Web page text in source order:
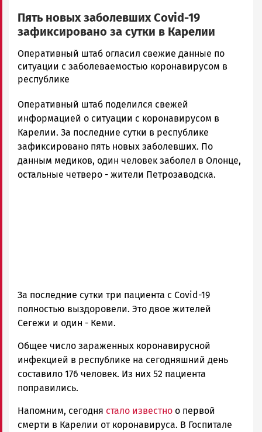
Пять новых заболевших Covid-19
зафиксировано за сутки в Карелии
Юрий
Каулио
Новости
и
Карелии
|
Петрозаводск
ГОВОРИТ
Оперативный штаб огласил свежие данные по
ситуации с заболеваемостью коронавирусом в
республике
Оперативный штаб поделился свежей
информацией о ситуации с коронавирусом в
Карелии. За последние сутки в республике
зафиксировано пять новых заболевших. По
данным медиков, один человек заболел в Олонце,
остальные четверо - жители Петрозаводска.
За последние сутки три пациента с Covid-19
полностью выздоровели. Это двое жителей
Сегежи и один - Кеми.
Общее число зараженных коронавирусной
инфекцией в республике на сегодняшний день
составило 176 человек. Из них 52 пациента
поправились.
Напомним, сегодня стало известно о первой
смерти в Карелии от коронавируса. В Госпитале